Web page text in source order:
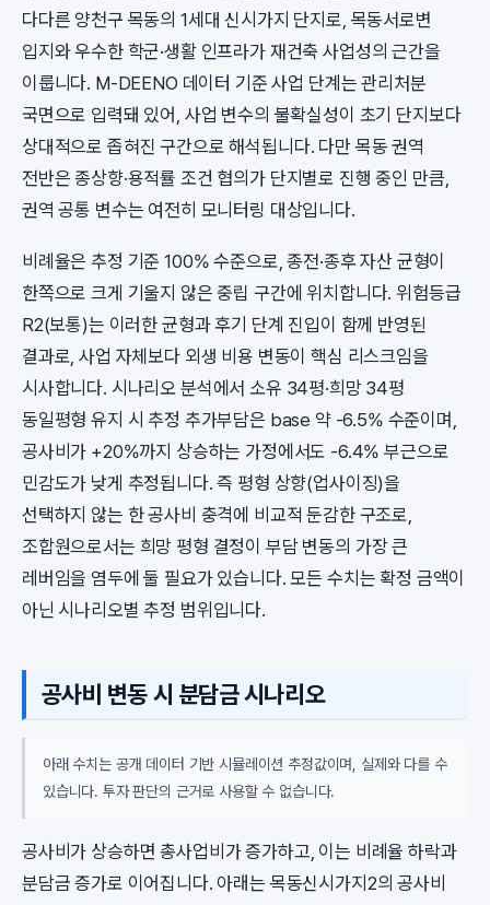
다다른 양천구 목동의 1세대 신시가지 단지로, 목동서로변
입지와 우수한 학군·생활 인프라가 재건축 사업성의 근간을
이룹니다. M-DEENO 데이터 기준 사업 단계는 관리처분
국면으로 입력돼 있어, 사업 변수의 불확실성이 초기 단지보다
상대적으로 좁혀진 구간으로 해석됩니다. 다만 목동 권역
전반은 종상향·용적률 조건 협의가 단지별로 진행 중인 만큼,
권역 공통 변수는 여전히 모니터링 대상입니다.
비례율은 추정 기준 100% 수준으로, 종전·종후 자산 균형이
한쪽으로 크게 기울지 않은 중립 구간에 위치합니다. 위험등급
R2(보통)는 이러한 균형과 후기 단계 진입이 함께 반영된
결과로, 사업 자체보다 외생 비용 변동이 핵심 리스크임을
시사합니다. 시나리오 분석에서 소유 34평·희망 34평
동일평형 유지 시 추정 추가부담은 base 약 -6.5% 수준이며,
공사비가 +20%까지 상승하는 가정에서도 -6.4% 부근으로
민감도가 낮게 추정됩니다. 즉 평형 상향(업사이징)을
선택하지 않는 한 공사비 충격에 비교적 둔감한 구조로,
조합원으로서는 희망 평형 결정이 부담 변동의 가장 큰
레버임을 염두에 둘 필요가 있습니다. 모든 수치는 확정 금액이
아닌 시나리오별 추정 범위입니다.
공사비 변동 시 분담금 시나리오
아래 수치는 공개 데이터 기반 시뮬레이션 추정값이며, 실제와 다를 수
있습니다. 투자 판단의 근거로 사용할 수 없습니다.
공사비가 상승하면 총사업비가 증가하고, 이는 비례율 하락과
분담금 증가로 이어집니다. 아래는 목동신시가지2의 공사비